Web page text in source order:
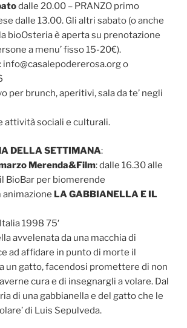
dalle 20.00 – PRANZO primo
dalle 13.00. Gli altri sabato (o anche
bioOsteria è aperta su prenotazione
a menu’ fisso 15-20€).
: info@casalepodererosa.org o
per brunch, aperitivi, sala da te’ negli
attività sociali e culturali.
DELLA SETTIMANA:
marzo Merenda&Film: dalle 16.30 alle
BioBar per biomerende
animazione LA GABBIANELLA E IL
1998 75′
avvelenata da una macchia di
ad affidare in punto di morte il
un gatto, facendosi promettere di non
cura e di insegnargli a volare. Dal
di una gabbianella e del gatto che le
di Luis Sepulveda.